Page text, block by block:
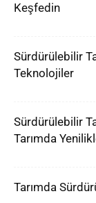
Keşfedin
Sürdürülebilir
Teknolojiler
Sürdürülebilir
Tarımda
Tarımda